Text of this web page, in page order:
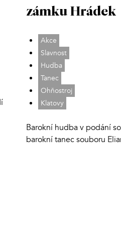
zámku Hrádek
Akce
Slavnost
Hudba
Tanec
Ohňostroj
Klatovy
Barokní hudba v podání
barokní tanec souboru